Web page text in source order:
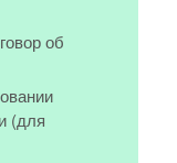
об
(для